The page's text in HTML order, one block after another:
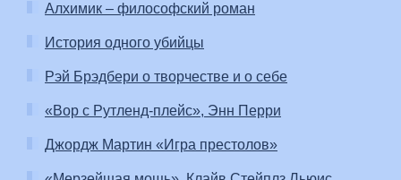
Алхимик – философский роман
История одного убийцы
Рэй Брэдбери о творчестве и о себе
«Вор с Рутленд-плейс», Энн Перри
Джордж Мартин «Игра престолов»